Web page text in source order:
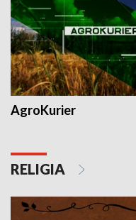
AgroKurier
RELIGIA